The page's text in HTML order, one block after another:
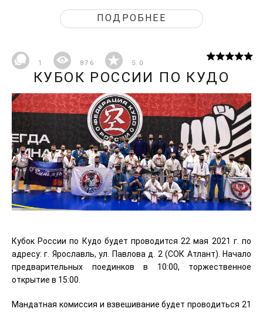
ПОДРОБНЕЕ
1 876 5.0
КУБОК РОССИИ ПО КУДО
Кубок России по Кудо будет проводится 22 мая 2021 г. по
адресу: г. Ярославль, ул. Павлова д. 2 (СОК Атлант). Начало
предварительных поединков в 10:00, торжественное
открытие в 15:00.
Мандатная комиссия и взвешивание будет проводиться 21